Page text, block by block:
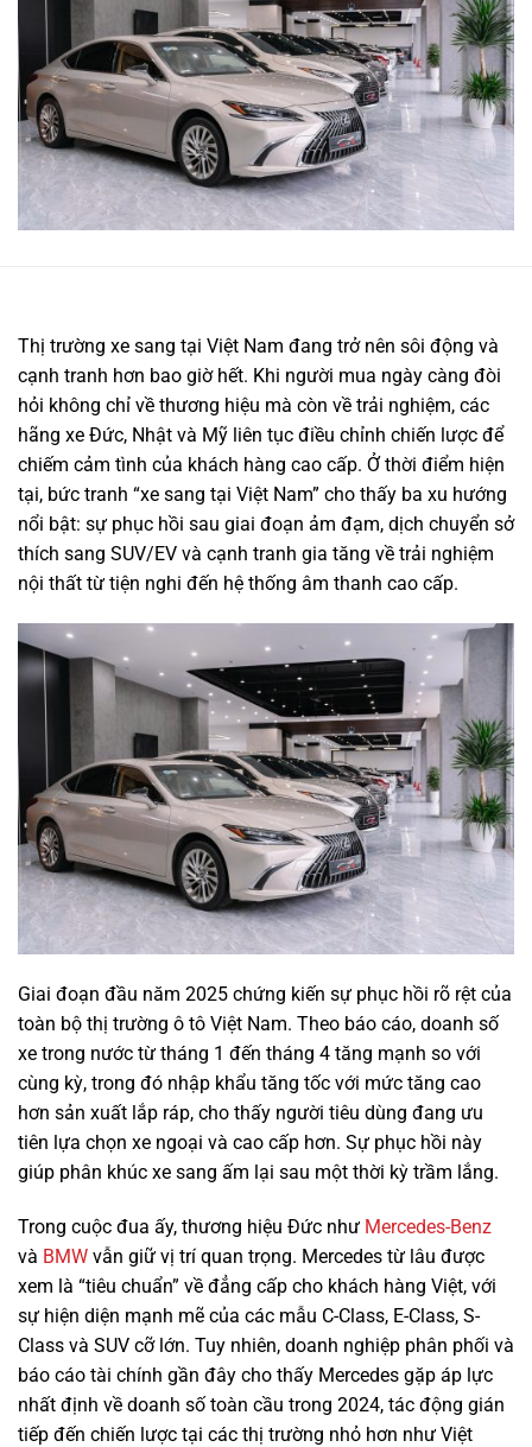
Thị trường xe sang tại Việt Nam đang trở nên sôi động và
cạnh tranh hơn bao giờ hết. Khi người mua ngày càng đòi
hỏi không chỉ về thương hiệu mà còn về trải nghiệm, các
hãng xe Đức, Nhật và Mỹ liên tục điều chỉnh chiến lược để
chiếm cảm tình của khách hàng cao cấp. Ở thời điểm hiện
tại, bức tranh “xe sang tại Việt Nam” cho thấy ba xu hướng
nổi bật: sự phục hồi sau giai đoạn ảm đạm, dịch chuyển sở
thích sang SUV/EV và cạnh tranh gia tăng về trải nghiệm
nội thất từ tiện nghi đến hệ thống âm thanh cao cấp.
Giai đoạn đầu năm 2025 chứng kiến sự phục hồi rõ rệt của
toàn bộ thị trường ô tô Việt Nam. Theo báo cáo, doanh số
xe trong nước từ tháng 1 đến tháng 4 tăng mạnh so với
cùng kỳ, trong đó nhập khẩu tăng tốc với mức tăng cao
hơn sản xuất lắp ráp, cho thấy người tiêu dùng đang ưu
tiên lựa chọn xe ngoại và cao cấp hơn. Sự phục hồi này
giúp phân khúc xe sang ấm lại sau một thời kỳ trầm lắng.
Trong cuộc đua ấy, thương hiệu Đức như Mercedes-Benz
và BMW vẫn giữ vị trí quan trọng. Mercedes từ lâu được
xem là “tiêu chuẩn” về đẳng cấp cho khách hàng Việt, với
sự hiện diện mạnh mẽ của các mẫu C-Class, E-Class, S-
Class và SUV cỡ lớn. Tuy nhiên, doanh nghiệp phân phối và
báo cáo tài chính gần đây cho thấy Mercedes gặp áp lực
nhất định về doanh số toàn cầu trong 2024, tác động gián
tiếp đến chiến lược tại các thị trường nhỏ hơn như Việt